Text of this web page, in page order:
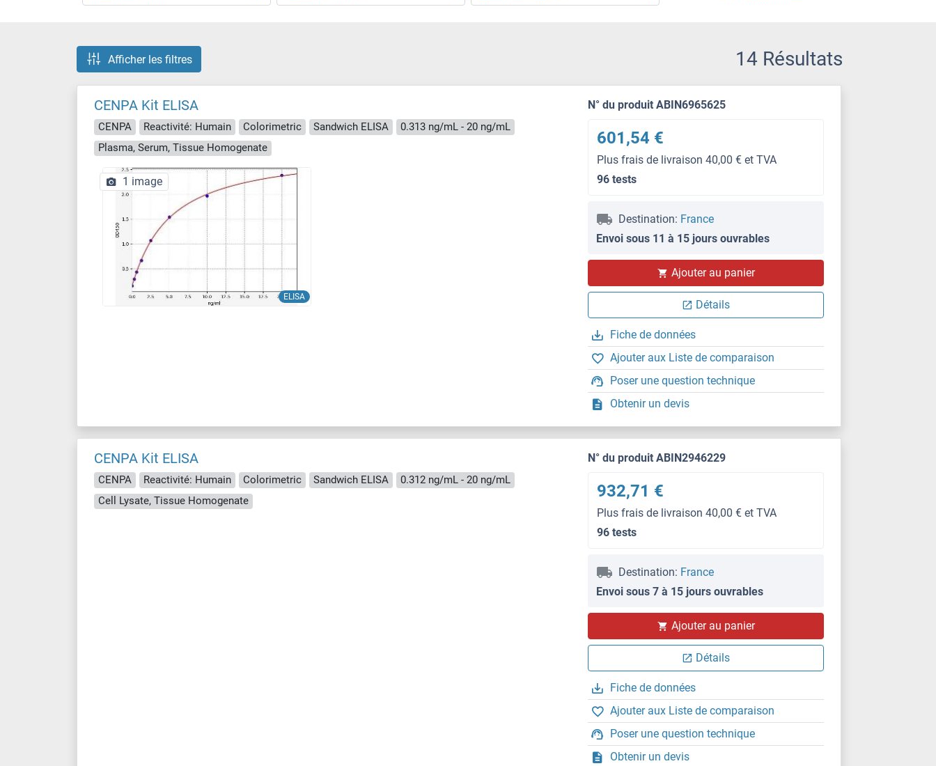
Afficher les filtres 14 Résultats
CENPA Kit ELISA
CENPA Reactivité: Humain Colorimetric Sandwich ELISA
0.313 ng/mL - 20 ng/mL
Plasma, Serum, Tissue Homogenate
ELISA
1 image
N° du produit ABIN6965625
601,54 €
Plus frais de livraison 40,00 € et TVA
96 tests
Destination: France
Envoi sous 11 à 15 jours ouvrables
Ajouter au panier
Détails
Fiche de données
Ajouter aux Liste de comparaison
Poser une question technique
Obtenir un devis
CENPA Kit ELISA
CENPA Reactivité: Humain Colorimetric Sandwich ELISA
0.312 ng/mL - 20 ng/mL
Cell Lysate, Tissue Homogenate
N° du produit ABIN2946229
932,71 €
Plus frais de livraison 40,00 € et TVA
96 tests
Destination: France
Envoi sous 7 à 15 jours ouvrables
Ajouter au panier
Détails
Fiche de données
Ajouter aux Liste de comparaison
Poser une question technique
Obtenir un devis